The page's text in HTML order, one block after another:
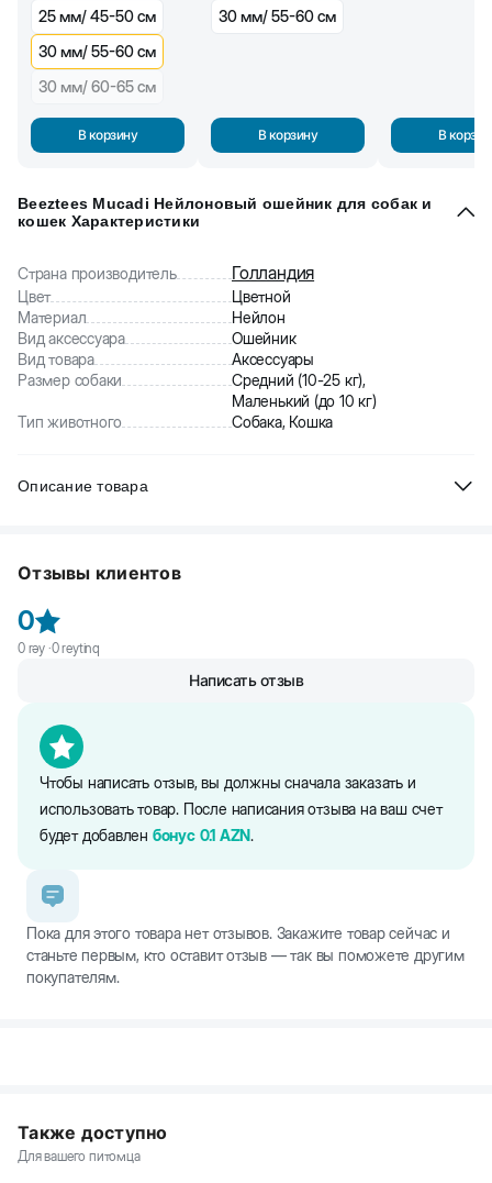
25 мм/ 45-50 см
30 мм/ 55-60 см
30 мм/ 60-65 см
В корзину
30 мм/ 55-60 см
В корзину В
Beeztees Mucadi Нейлоновый ошейник для собак и
кошек Характеристики
Страна производитель Голландия
Цвет
Цветной
Материал
Нейлон
Вид аксессуара
Ошейник
Вид товара
Аксессуары
Размер собаки
Средний (10-25 кг),
Маленький (до 10 кг)
Тип животного
Собака, Кошка
Описание товара
цвета. Изготовлен из нейлона. Можно комбинировать с
Отзывы клиентов
0
0rəy ·0reytinq
Чтобы написать отзыв, вы должны сначала заказать и
использовать товар. После написания отзыва на ваш счет
будет добавлен бонус 0.1 AZN.
Написать отзыв
Пока для этого товара нет отзывов. Закажите товар сейчас и
станьте первым, кто оставит отзыв — так вы поможете другим
покупателям.
Также доступно
Для вашего питомца